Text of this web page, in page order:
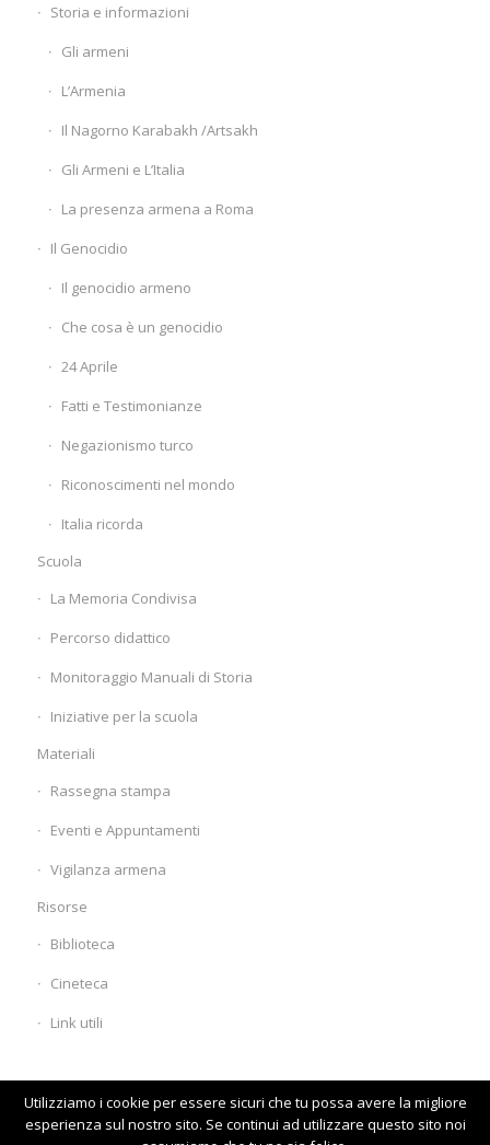
Storia e informazioni
Gli armeni
L’Armenia
Il Nagorno Karabakh /Artsakh
Gli Armeni e L’Italia
La presenza armena a Roma
Il Genocidio
Il genocidio armeno
Che cosa è un genocidio
24 Aprile
Fatti e Testimonianze
Negazionismo turco
Riconoscimenti nel mondo
Italia ricorda
Scuola
La Memoria Condivisa
Percorso didattico
Monitoraggio Manuali di Storia
Iniziative per la scuola
Materiali
Rassegna stampa
Eventi e Appuntamenti
Vigilanza armena
Risorse
Biblioteca
Cineteca
Link utili
Utilizziamo i cookie per essere sicuri che tu possa avere la migliore
esperienza sul nostro sito. Se continui ad utilizzare questo sito noi